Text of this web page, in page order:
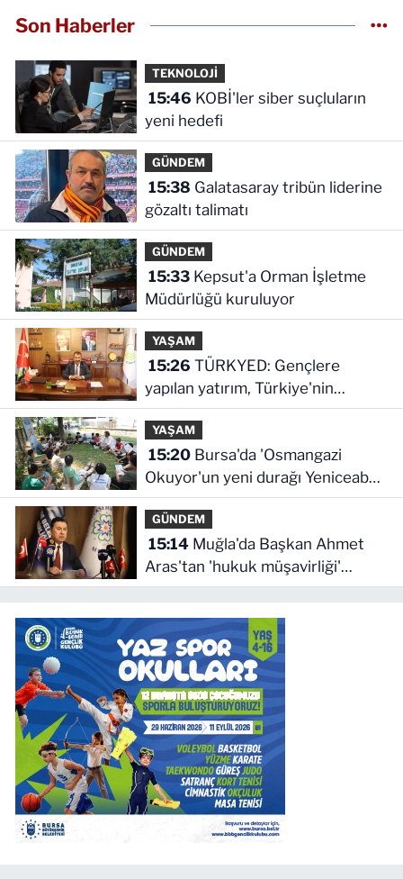
Son Haberler
TEKNOLOJİ
15:46
yeni hedefi
GÜNDEM
15:38
gözaltı talimatı
GÜNDEM
15:33Kepsut'a Orman İşletme
Müdürlüğü kuruluyor
YAŞAM
15:26
yapılan yatırım, Türkiye'nin
geleceğine yatırımdır
YAŞAM
15:20Bursa'da 'Osmangazi
Okuyor'un yeni durağı Yeniceabat
oldu
GÜNDEM
15:14Muğla'da Başkan Ahmet
Aras'tan 'hukuk müşavirliği'
açıklaması